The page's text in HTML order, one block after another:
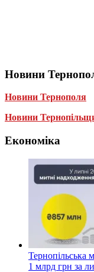
Новини
Новини Тернополя
Новини
Економіка
Тернопільська
1 млрд грн за